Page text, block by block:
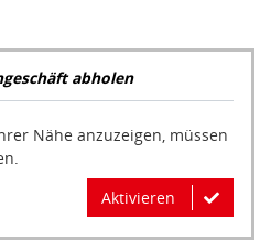
abholen
Nähe anzuzeigen, müssen
Aktivieren